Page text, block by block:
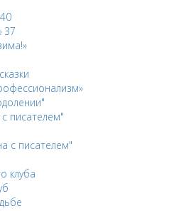
37
писателем"
с писателем"
клуба